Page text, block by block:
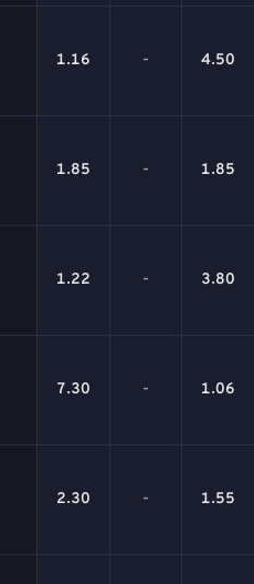
1.16 - 4.50
1.85 - 1.85
1.22 - 3.80
7.30 - 1.06
2.30 - 1.55